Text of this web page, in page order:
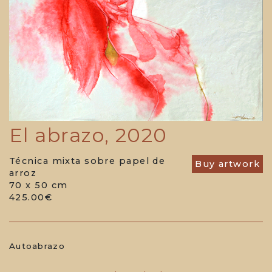
El abrazo, 2020
Buy artwork
Técnica mixta sobre papel de
arroz
70 x 50 cm
425.00€
Autoabrazo